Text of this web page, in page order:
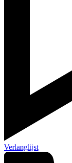
Verlanglijst